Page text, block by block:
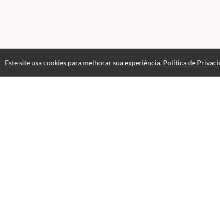
Este site usa cookies para melhorar sua experiência. Política de